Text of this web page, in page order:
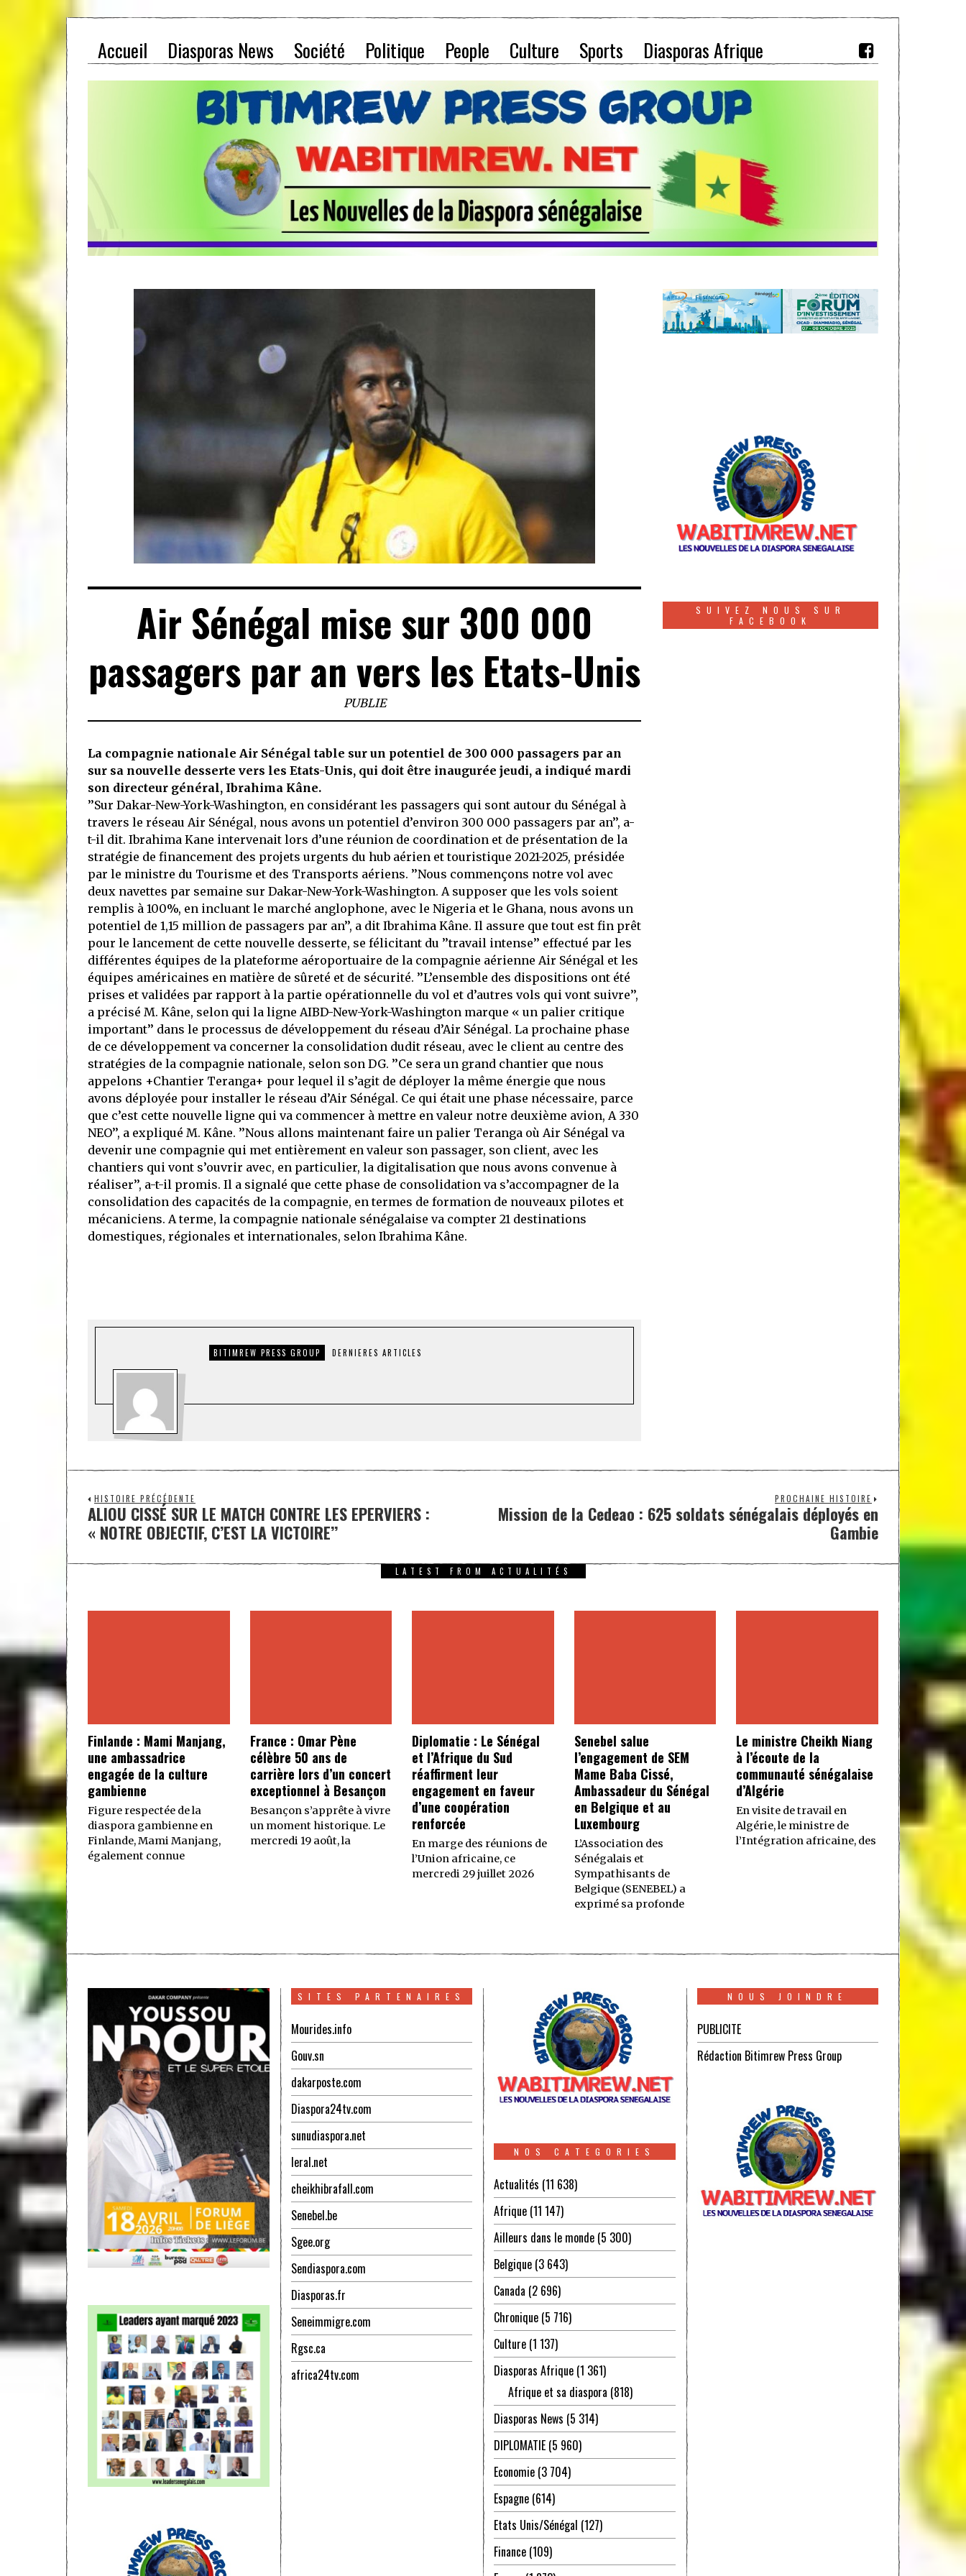
Accueil Diasporas News Société Politique People Culture Sports Diasporas Afrique
Air Sénégal mise sur 300 000
passagers par an vers les Etats-Unis
PUBLIE
La compagnie nationale Air Sénégal table sur un potentiel de 300 000 passagers par an
sur sa nouvelle desserte vers les Etats-Unis, qui doit être inaugurée jeudi, a indiqué mardi
son directeur général, Ibrahima Kâne.
’’Sur Dakar-New-York-Washington, en considérant les passagers qui sont autour du Sénégal à
travers le réseau Air Sénégal, nous avons un potentiel d’environ 300 000 passagers par an’’, a-
t-il dit. Ibrahima Kane intervenait lors d’une réunion de coordination et de présentation de la
stratégie de financement des projets urgents du hub aérien et touristique 2021-2025, présidée
par le ministre du Tourisme et des Transports aériens. ’’Nous commençons notre vol avec
deux navettes par semaine sur Dakar-New-York-Washington. A supposer que les vols soient
remplis à 100%, en incluant le marché anglophone, avec le Nigeria et le Ghana, nous avons un
potentiel de 1,15 million de passagers par an’’, a dit Ibrahima Kâne. Il assure que tout est fin prêt
pour le lancement de cette nouvelle desserte, se félicitant du ’’travail intense’’ effectué par les
différentes équipes de la plateforme aéroportuaire de la compagnie aérienne Air Sénégal et les
équipes américaines en matière de sûreté et de sécurité. ’’L’ensemble des dispositions ont été
prises et validées par rapport à la partie opérationnelle du vol et d’autres vols qui vont suivre’’,
a précisé M. Kâne, selon qui la ligne AIBD-New-York-Washington marque « un palier critique
important’’ dans le processus de développement du réseau d’Air Sénégal. La prochaine phase
de ce développement va concerner la consolidation dudit réseau, avec le client au centre des
stratégies de la compagnie nationale, selon son DG. ’’Ce sera un grand chantier que nous
appelons +Chantier Teranga+ pour lequel il s’agit de déployer la même énergie que nous
avons déployée pour installer le réseau d’Air Sénégal. Ce qui était une phase nécessaire, parce
que c’est cette nouvelle ligne qui va commencer à mettre en valeur notre deuxième avion, A 330
NEO’’, a expliqué M. Kâne. ’’Nous allons maintenant faire un palier Teranga où Air Sénégal va
devenir une compagnie qui met entièrement en valeur son passager, son client, avec les
chantiers qui vont s’ouvrir avec, en particulier, la digitalisation que nous avons convenue à
réaliser’’, a-t-il promis. Il a signalé que cette phase de consolidation va s’accompagner de la
consolidation des capacités de la compagnie, en termes de formation de nouveaux pilotes et
mécaniciens. A terme, la compagnie nationale sénégalaise va compter 21 destinations
domestiques, régionales et internationales, selon Ibrahima Kâne.
BITIMREW PRESS GROUP DERNIERES ARTICLES
SUIVEZ NOUS SUR
FACEBOOK
HISTOIRE PRÉCÉDENTE
ALIOU CISSÉ SUR LE MATCH CONTRE LES EPERVIERS :
« NOTRE OBJECTIF, C’EST LA VICTOIRE’’
PROCHAINE HISTOIRE
Mission de la Cedeao : 625 soldats sénégalais déployés en
Gambie
LATEST FROM ACTUALITÉS
Finlande : Mami Manjang,
une ambassadrice
engagée de la culture
gambienne
Figure respectée de la
diaspora gambienne en
Finlande, Mami Manjang,
également connue
France : Omar Pène
célèbre 50 ans de
carrière lors d’un concert
exceptionnel à Besançon
Besançon s’apprête à vivre
un moment historique. Le
mercredi 19 août, la
Diplomatie : Le Sénégal
et l’Afrique du Sud
réaffirment leur
engagement en faveur
d’une coopération
renforcée
En marge des réunions de
l’Union africaine, ce
mercredi 29 juillet 2026
Senebel salue
l’engagement de SEM
Mame Baba Cissé,
Ambassadeur du Sénégal
en Belgique et au
Luxembourg
L’Association des
Sénégalais et
Sympathisants de
Belgique (SENEBEL) a
exprimé sa profonde
Le ministre Cheikh Niang
à l’écoute de la
communauté sénégalaise
d’Algérie
En visite de travail en
Algérie, le ministre de
l’Intégration africaine, des
SITES PARTENAIRES
Mourides.info
Gouv.sn
dakarposte.com
Diaspora24tv.com
sunudiaspora.net
leral.net
cheikhibrafall.com
Senebel.be
Sgee.org
Sendiaspora.com
Diasporas.fr
Seneimmigre.com
Rgsc.ca
africa24tv.com
NOS CATEGORIES
Actualités (11 638)
Afrique (11 147)
Ailleurs dans le monde (5 300)
Belgique (3 643)
Canada (2 696)
Chronique (5 716)
Culture (1 137)
Diasporas Afrique (1 361)
Afrique et sa diaspora (818)
Diasporas News (5 314)
DIPLOMATIE (5 960)
Economie (3 704)
Espagne (614)
Etats Unis/Sénégal (127)
Finance (109)
NOUS JOINDRE
PUBLICITE
Rédaction Bitimrew Press Group